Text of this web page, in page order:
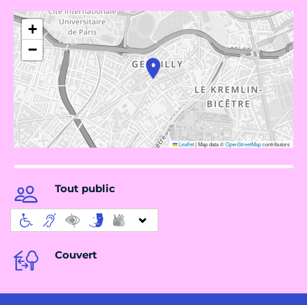
+
−
Leaflet|Map data ©OpenStreetMapcontributors
Tout public
Couvert